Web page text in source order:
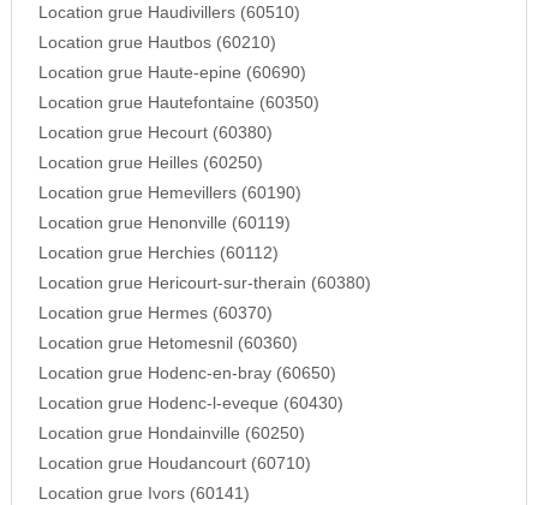
Location grue Haudivillers (60510)
Location grue Hautbos (60210)
Location grue Haute-epine (60690)
Location grue Hautefontaine (60350)
Location grue Hecourt (60380)
Location grue Heilles (60250)
Location grue Hemevillers (60190)
Location grue Henonville (60119)
Location grue Herchies (60112)
Location grue Hericourt-sur-therain (60380)
Location grue Hermes (60370)
Location grue Hetomesnil (60360)
Location grue Hodenc-en-bray (60650)
Location grue Hodenc-l-eveque (60430)
Location grue Hondainville (60250)
Location grue Houdancourt (60710)
Location grue Ivors (60141)